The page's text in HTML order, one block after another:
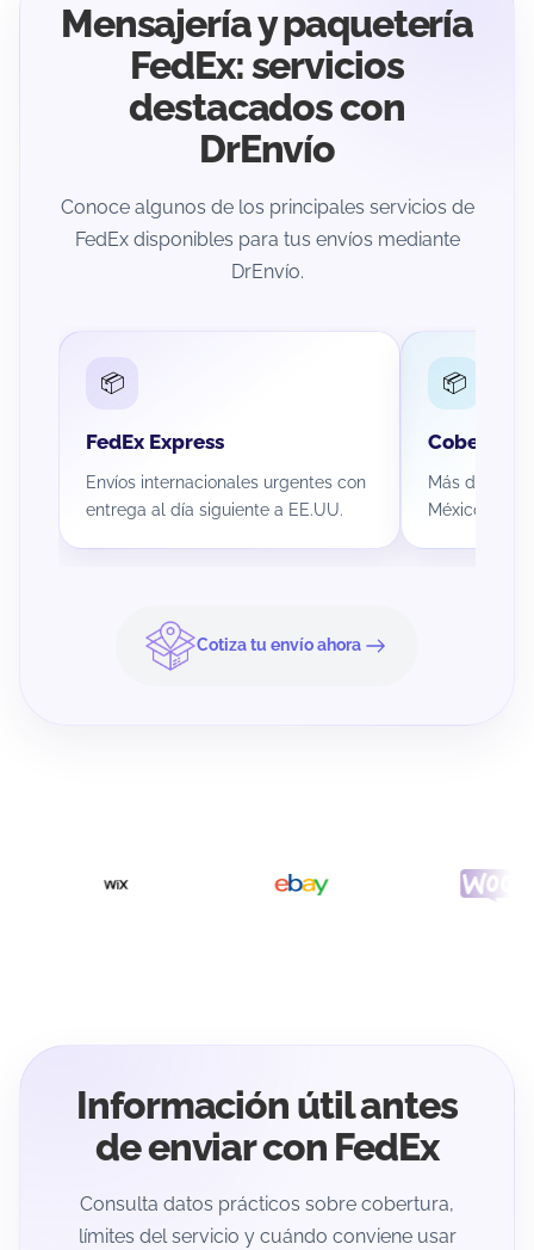
Mensajería y paquetería
FedEx: servicios
destacados con
DrEnvío
Conoce algunos de los principales servicios de
FedEx disponibles para tus envíos mediante
DrEnvío.
📦
FedEx Express
Envíos internacionales urgentes con
entrega al día siguiente a EE.UU.
📦
Más de
México para
Cotiza tu envío ahora
Información útil antes
de enviar con FedEx
Consulta datos prácticos sobre cobertura,
límites del servicio y cuándo conviene usar